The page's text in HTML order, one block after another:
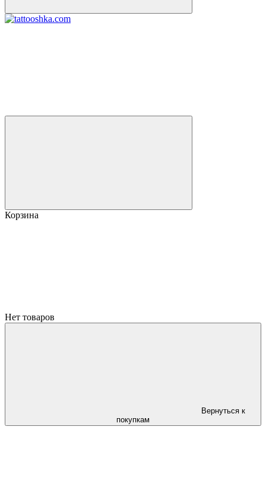
Корзина
Нет товаров
Вернуться к
покупкам